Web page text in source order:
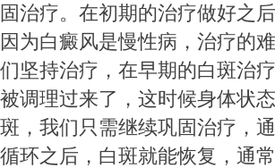
疗。在初期的治疗做好之后
为白癜风是慢性病，治疗的
坚持治疗，在早期的白斑治
调理过来了，这时候身体状
，我们只需继续巩固治疗，
环之后，白斑就能恢复，通